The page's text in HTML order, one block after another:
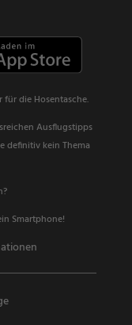
die Hosentasche.
Ausflugstipps
definitiv kein Thema
Smartphone!